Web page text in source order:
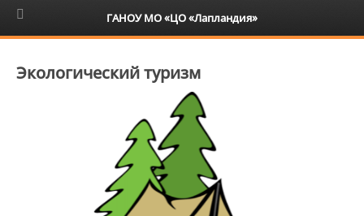
6+
Экологический туризм
ГАНОУ МО «ЦО «Лапландия»